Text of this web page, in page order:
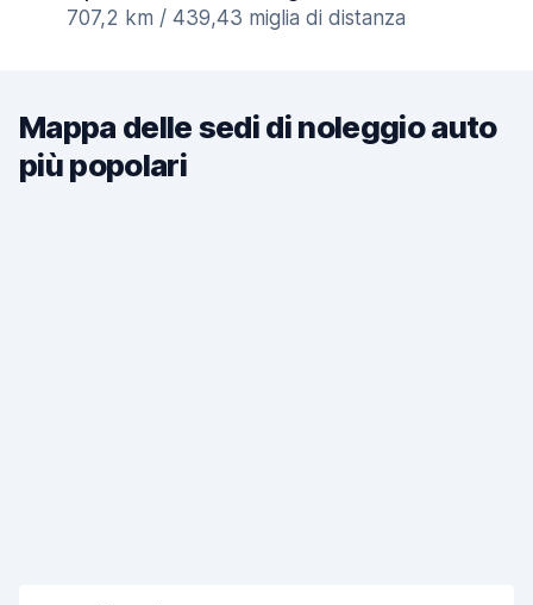
707,2 km / 439,43 miglia di distanza
Mappa delle sedi di noleggio auto
più popolari